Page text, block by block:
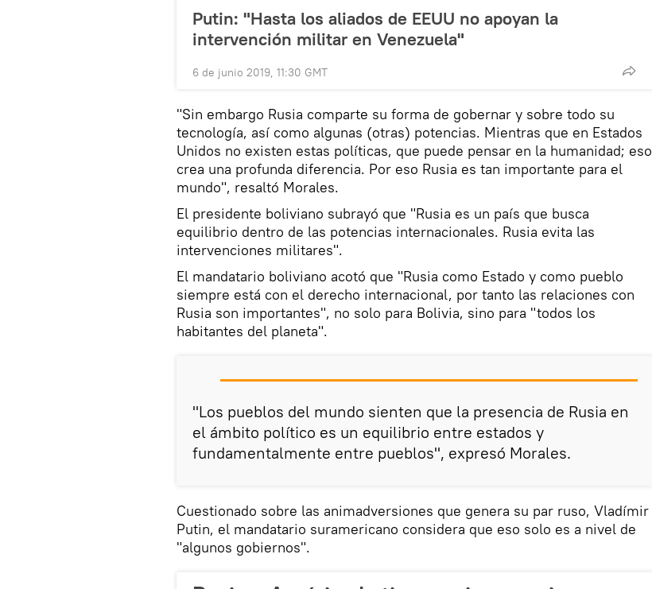
Putin: "Hasta los aliados de EEUU no apoyan la
intervención militar en Venezuela"
6 de junio 2019, 11:30 GMT
"Sin embargo Rusia comparte su forma de gobernar y sobre todo su
tecnología, así como algunas (otras) potencias. Mientras que en Estados
Unidos no existen estas políticas, que puede pensar en la humanidad; eso
crea una profunda diferencia. Por eso Rusia es tan importante para el
mundo", resaltó Morales.
El presidente boliviano subrayó que "Rusia es un país que busca
equilibrio dentro de las potencias internacionales. Rusia evita las
intervenciones militares".
El mandatario boliviano acotó que "Rusia como Estado y como pueblo
siempre está con el derecho internacional, por tanto las relaciones con
Rusia son importantes", no solo para Bolivia, sino para "todos los
habitantes del planeta".
"Los pueblos del mundo sienten que la presencia de Rusia en
el ámbito político es un equilibrio entre estados y
fundamentalmente entre pueblos", expresó Morales.
Cuestionado sobre las animadversiones que genera su par ruso, Vladímir
Putin, el mandatario suramericano considera que eso solo es a nivel de
"algunos gobiernos".